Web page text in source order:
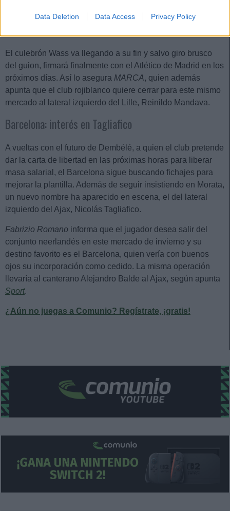
Data Deletion Data Access Privacy Policy
El culebrón Wass va llegando a su fin y salvo giro brusco
del guion, firmará finalmente con el Atlético de Madrid en los
próximos días. Así lo asegura MARCA, quien además
apunta que el club rojiblanco quiere cerrar para este mismo
mercado al lateral izquierdo del Lille, Reinildo Mandava.
Barcelona: interés en Tagliafico
A vueltas con el futuro de Dembélé, a quien el club pretende
dar la carta de libertad en las próximas horas para liberar
masa salarial, el Barcelona sigue buscando fichajes para
mejorar la plantilla. Además de seguir insistiendo en Morata,
un nuevo nombre ha aparecido en escena, el del lateral
izquierdo del Ajax, Nicolás Tagliafico.
Fabrizio Romano informa que el jugador desea salir del
conjunto neerlandés en este mercado de invierno y su
destino favorito es el Barcelona, quien vería con buenos
ojos su incorporación como cedido. La misma operación
llevaría al canterano Alejandro Balde al Ajax, según apunta
Sport.
¿Aún no juegas a Comunio? Regístrate, ¡gratis!